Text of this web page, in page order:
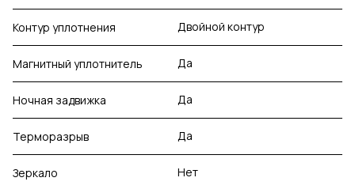
Контур уплотнения Двойной контур
Магнитный уплотнитель Да
Ночная задвижка Да
Терморазрыв Да
Зеркало Нет